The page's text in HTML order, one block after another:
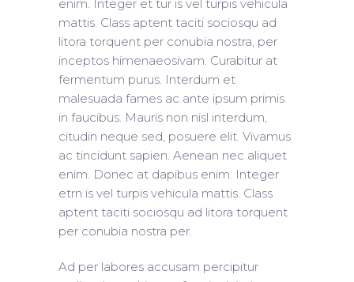
enim. Integer et tur is vel turpis vehicula
mattis. Class aptent taciti sociosqu ad
litora torquent per conubia nostra, per
inceptos himenaeosivam. Curabitur at
fermentum purus. Interdum et
malesuada fames ac ante ipsum primis
in faucibus. Mauris non nisl interdum,
citudin neque sed, posuere elit. Vivamus
ac tincidunt sapien. Aenean nec aliquet
enim. Donec at dapibus enim. Integer
etrn is vel turpis vehicula mattis. Class
aptent taciti sociosqu ad litora torquent
per conubia nostra per.
Ad per labores accusam percipitur